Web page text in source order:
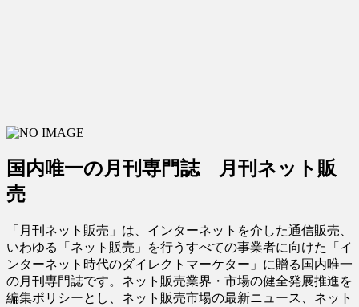
国内唯一の月刊専門誌 月刊ネット販
売
「月刊ネット販売」は、インターネットを介した通信販売、
いわゆる「ネット販売」を行うすべての事業者に向けた「イ
ンターネット時代のダイレクトマーケター」に贈る国内唯一
の月刊専門誌です。ネット販売業界・市場の健全発展推進を
編集ポリシーとし、ネット販売市場の最新ニュース、ネット